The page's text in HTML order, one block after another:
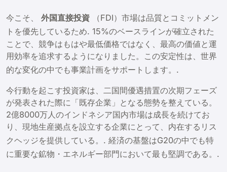
今こそ、 外国直接投資 （FDI）市場は品質とコミットメン
トを優先しているため. 15%のベースラインが確立された
ことで、競争はもはや最低価格ではなく、最高の価値と運
用効率を追求するようになりました。この安定性は、世界
的な変化の中でも事業計画をサポートします。 .
今行動を起こす投資家は、二国間優遇措置の次期フェーズ
が発表された際に「既存企業」となる態勢を整えている。
2億8000万人のインドネシア国内市場は成長を続けてお
り、現地生産拠点を設立する企業にとって、内在するリス
クヘッジを提供している。 . 経済の基盤はG20の中でも特
に重要な鉱物・エネルギー部門において最も堅調である。 .